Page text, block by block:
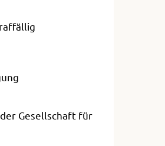
Gesellschaft für